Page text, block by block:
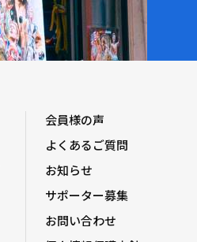
会員様の声
よくあるご質問
お知らせ
サポーター募集
お問い合わせ